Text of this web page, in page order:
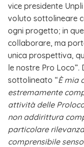
vice presidente
voluto sottolineare
ogni progetto; in
collaborare, ma
unica prospettiva,
le nostre Pro
sottolineato “È mia
estremamente
attività delle
non addirittura
particolare
comprensibile